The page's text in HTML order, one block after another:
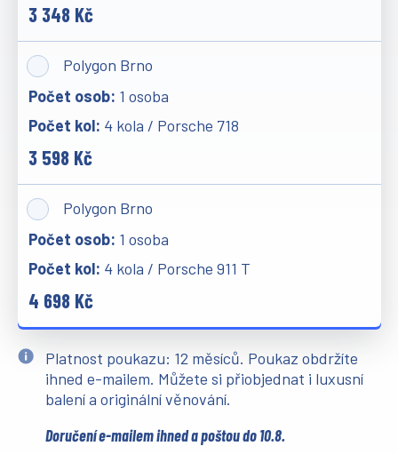
3 348 Kč
Polygon Brno
1 osoba
4 kola / Porsche 718
3 598 Kč
Polygon Brno
1 osoba
4 kola / Porsche 911 T
4 698 Kč
Platnost poukazu: 12 měsíců. Poukaz obdržíte
ihned e-mailem. Můžete si přiobjednat i luxusní
balení a originální věnování.
Doručení e-mailem ihned a poštou do 10.8.